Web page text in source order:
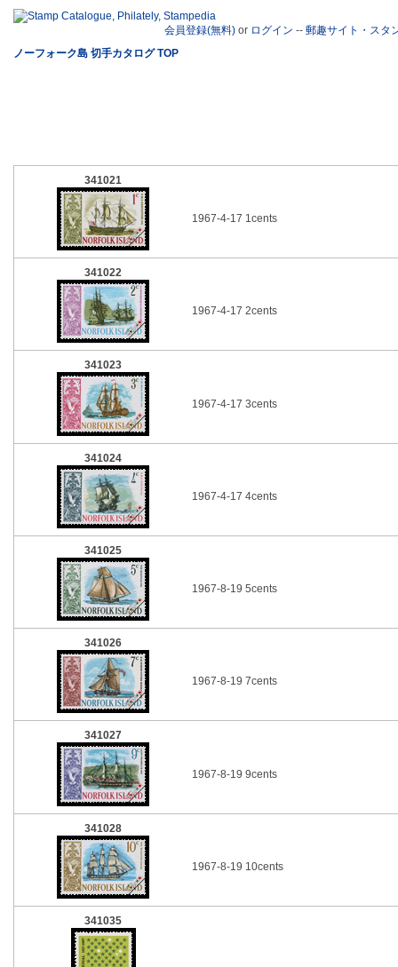
会員登録(無料) or ログイン -- 郵趣サイト・スタ
ノーフォーク島 切手カタログ TOP
341021
1967-4-17 1cents
341022
1967-4-17 2cents
341023
1967-4-17 3cents
341024
1967-4-17 4cents
341025
1967-8-19 5cents
341026
1967-8-19 7cents
341027
1967-8-19 9cents
341028
1967-8-19 10cents
341035